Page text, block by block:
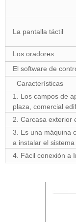
La pantalla táctil
Los oradores
El software de
Características
1. Los campos de
plaza, comercial
2. Carcasa exterior
3. Es una máquina
a instalar el
4. Fácil conexión a